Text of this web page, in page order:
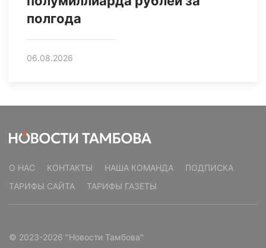
полгода
06.08.2026
О НАС КОНТАКТЫ НАША КОМАНДА
ПОДПИСКА
ТАРИФЫ САЙТА
ТАРИФЫ ГАЗЕТЫ
© 2023-2026 "Новости Тамбова"